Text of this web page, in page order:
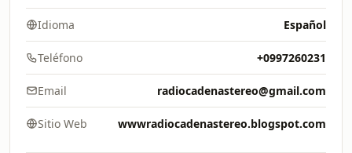
Idioma Español
Teléfono +0997260231
Email radiocadenastereo@gmail.com
Sitio Web wwwradiocadenastereo.blogspot.com